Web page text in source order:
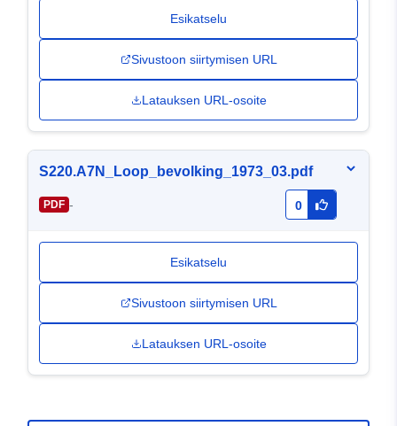
Esikatselu
Sivustoon siirtymisen URL
Latauksen URL-osoite
S220.A7N_Loop_bevolking_1973_03.pdf
PDF - 0
Esikatselu
Sivustoon siirtymisen URL
Latauksen URL-osoite